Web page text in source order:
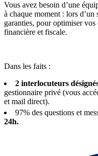
Vous avez besoin d’une
à chaque moment : lors
garanties, pour optimiser
financière et fiscale.
Dans les faits :
2 interlocuteurs
gestionnaire privé (vous
et mail direct).
97% des questions et
24h.